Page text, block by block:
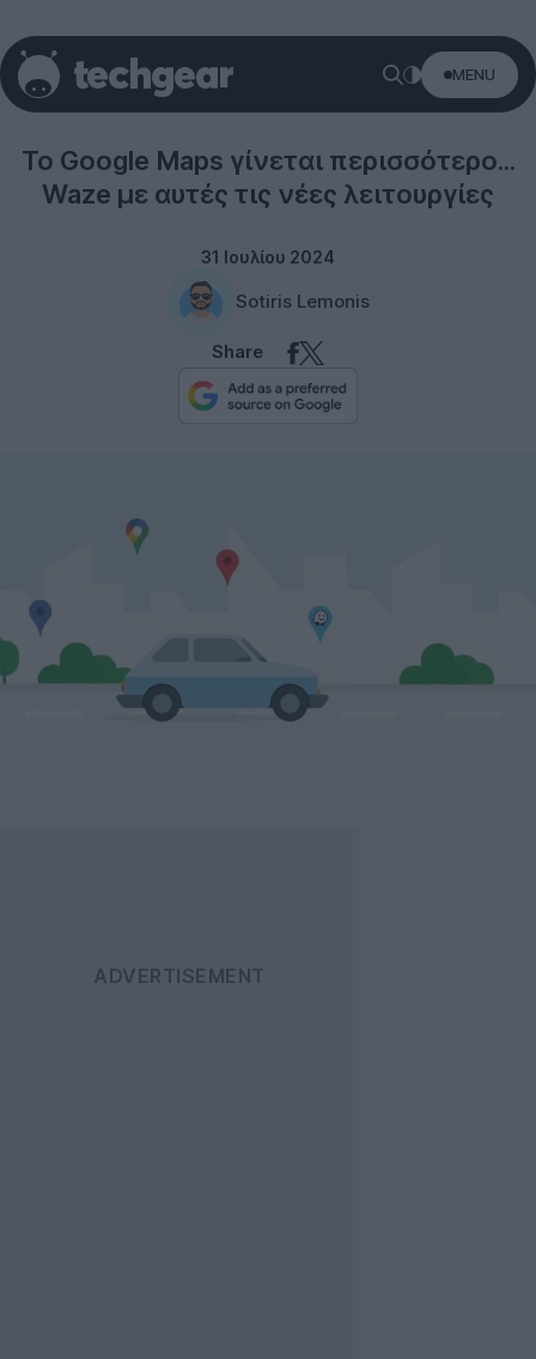
MENU
Το Google Maps γίνεται περισσότερο...
Waze με αυτές τις νέες λειτουργίες
31 Ιουλίου 2024
Sotiris Lemonis
Share